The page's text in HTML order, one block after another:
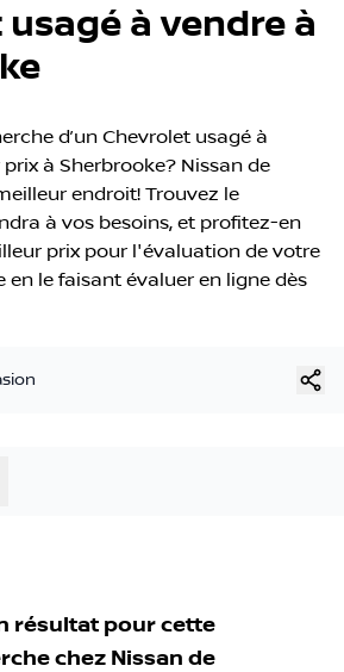
à vendre à
d’un Chevrolet usagé à
à Sherbrooke? Nissan de
endroit! Trouvez le
à vos besoins, et profitez-en
prix pour l'évaluation de votre
en le faisant évaluer en ligne dès
résultat pour cette
chez Nissan de